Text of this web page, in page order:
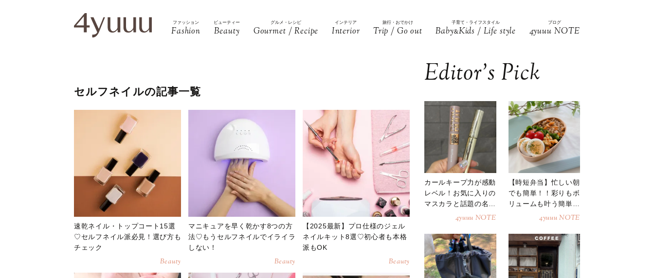
ファッション
Fashion
ビューティー
Beauty
グルメ・レシピ
Gourmet / Recipe
インテリア
Interior
旅行・おでかけ
Trip / Go out
子育て・ライフスタイル
Baby&Kids / Life style
ブログ
4yuuu NOTE
セルフネイルの記事一覧
速乾ネイル・トップコート15選
♡セルフネイル派必見！選び方も
チェック
Beauty
マニキュアを早く乾かす8つの方
法♡もうセルフネイルでイライラ
しない！
Beauty
【2025最新】プロ仕様のジェル
ネイルキット8選♡初心者も本格
派もOK
Beauty
Editor’s Pick
カールキープ力が感動
レベル！お気に入りの
マスカラと話題の名品
4yuuu NOTE
【時短弁当】忙しい朝
でも簡単！！彩りもボ
リュームも叶う簡単そ
4yuuu NOTE